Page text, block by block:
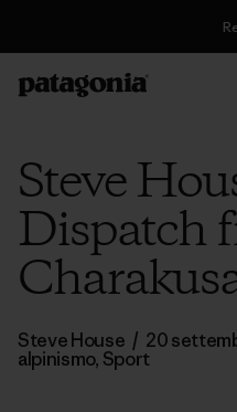
Steve
Dispatch
Steve House / 20
alpinismo, Sport